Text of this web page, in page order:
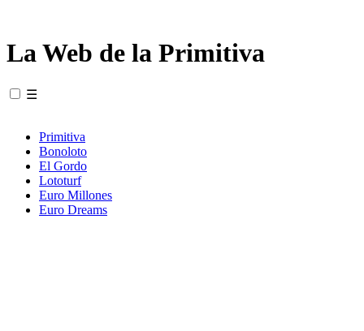
La Web de la Primitiva
☰
Primitiva
Bonoloto
El Gordo
Lototurf
Euro Millones
Euro Dreams